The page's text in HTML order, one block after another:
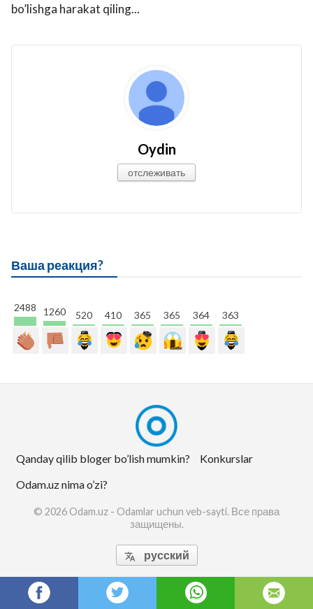
bo’lishga harakat qiling...
Oydin
отслеживать
Ваша реакция?
2488 1260 520 410 365 365 364 363
Qanday qilib bloger bo’lish mumkin?
Konkurslar
Odam.uz nima o’zi?
© 2026 Odam.uz - Odamlar uchun veb-sayti. Все права
защищены.
 русский